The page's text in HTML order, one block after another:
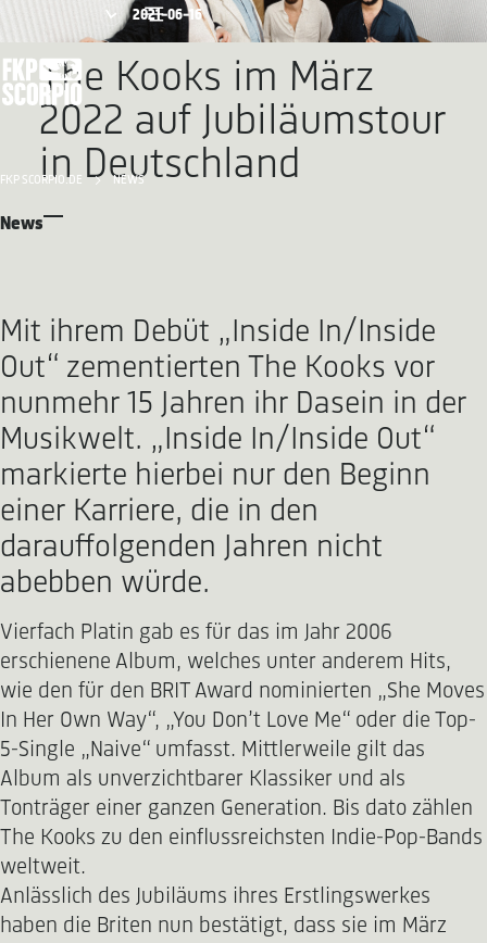
FKP SCORPIO.DE NEWS
2021-06-16
The Kooks im März
2022 auf Jubiläumstour
in Deutschland
News
Mit ihrem Debüt „Inside In/Inside
Out“ zementierten The Kooks vor
nunmehr 15 Jahren ihr Dasein in der
Musikwelt. „Inside In/Inside Out“
markierte hierbei nur den Beginn
einer Karriere, die in den
darauffolgenden Jahren nicht
abebben würde.
Vierfach Platin gab es für das im Jahr 2006
erschienene Album, welches unter anderem Hits,
wie den für den BRIT Award nominierten „She Moves
In Her Own Way“, „You Don’t Love Me“ oder die Top-
5-Single „Naive“ umfasst. Mittlerweile gilt das
Album als unverzichtbarer Klassiker und als
Tonträger einer ganzen Generation. Bis dato zählen
The Kooks zu den einflussreichsten Indie-Pop-Bands
weltweit.
Anlässlich des Jubiläums ihres Erstlingswerkes
haben die Briten nun bestätigt, dass sie im März